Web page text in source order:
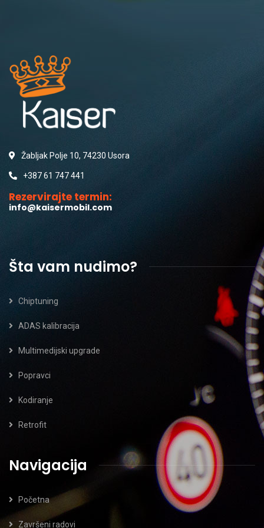
Žabljak Polje 10, 74230 Usora
+387 61 747 441
Rezervirajte termin:
info@kaisermobil.com
Šta vam nudimo?
Chiptuning
ADAS kalibracija
Multimedijski upgrade
Popravci
Kodiranje
Retrofit
Navigacija
Početna
Završeni radovi